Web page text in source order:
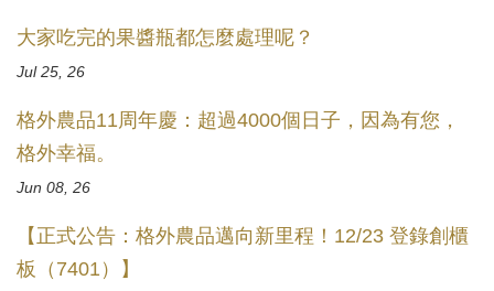
大家吃完的果醬瓶都怎麼處理呢？
Jul 25, 26
格外農品11周年慶：超過4000個日子，因為有您，
格外幸福。
Jun 08, 26
【正式公告：格外農品邁向新里程！12/23 登錄創櫃
板（7401）】